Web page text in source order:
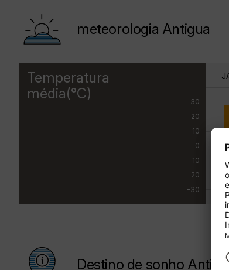
meteorologia Antigua
Temperatura
média(°C)
30
20
10
0
-10
-20
-30
Destino de sonho